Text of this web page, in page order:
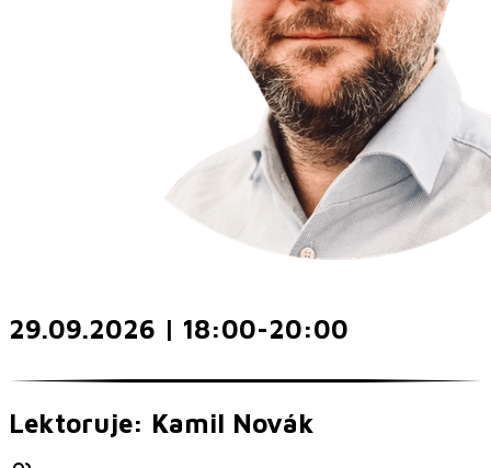
29.09.2026 | 18:00-20:00
Lektoruje: Kamil Novák